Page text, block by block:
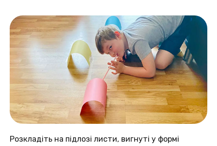
Розкладіть на підлозі листи, вигнуті у формі